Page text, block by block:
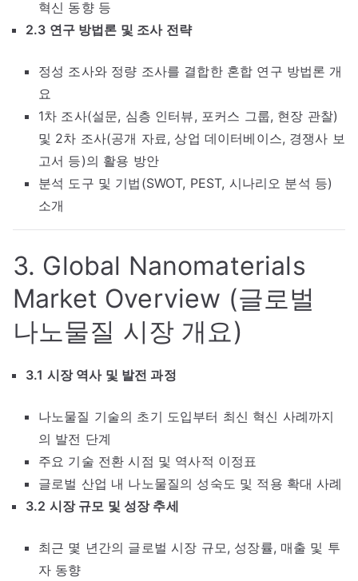
혁신 동향 등
2.3 연구 방법론 및 조사 전략
정성 조사와 정량 조사를 결합한 혼합 연구 방법론 개
요
1차 조사(설문, 심층 인터뷰, 포커스 그룹, 현장 관찰)
및 2차 조사(공개 자료, 상업 데이터베이스, 경쟁사 보
고서 등)의 활용 방안
분석 도구 및 기법(SWOT, PEST, 시나리오 분석 등)
소개
3. Global Nanomaterials
Market Overview (글로벌
나노물질 시장 개요)
3.1 시장 역사 및 발전 과정
나노물질 기술의 초기 도입부터 최신 혁신 사례까지
의 발전 단계
주요 기술 전환 시점 및 역사적 이정표
글로벌 산업 내 나노물질의 성숙도 및 적용 확대 사례
3.2 시장 규모 및 성장 추세
최근 몇 년간의 글로벌 시장 규모, 성장률, 매출 및 투
자 동향